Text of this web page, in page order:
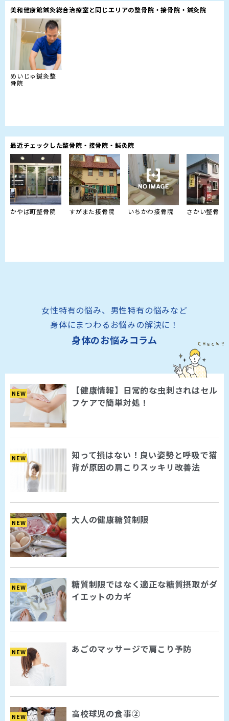
美和健康館鍼灸総合治療室と同じエリアの整骨院・接骨院・鍼灸院
めいじゅ鍼灸整
骨院
最近チェックした整骨院・接骨院・鍼灸院
かやば町整骨院 すがまた接骨院 いちかわ接骨院 さかい整骨院
女性特有の悩み、男性特有の悩みなど
身体にまつわるお悩みの解決に！
身体のお悩みコラム
NEW
【健康情報】日常的な虫刺されはセル
フケアで簡単対処！
NEW
知って損はない！良い姿勢と呼吸で猫
背が原因の肩こりスッキリ改善法
NEW 大人の健康糖質制限
NEW
糖質制限ではなく適正な糖質摂取がダ
イエットのカギ
NEW あごのマッサージで肩こり予防
NEW 高校球児の食事②